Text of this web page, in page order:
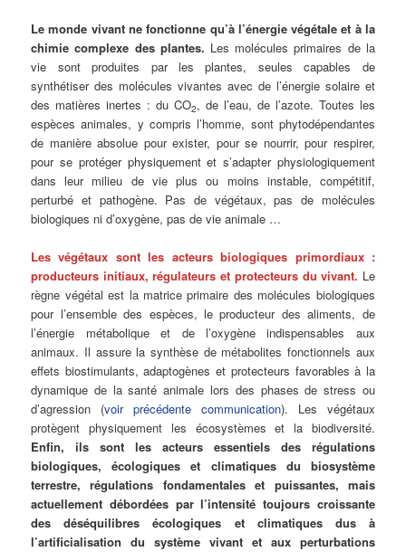
Le monde vivant ne fonctionne qu’à l’énergie végétale et à la
chimie complexe des plantes. Les molécules primaires de la
vie sont produites par les plantes, seules capables de
synthétiser des molécules vivantes avec de l’énergie solaire et
des matières inertes : du CO2, de l’eau, de l’azote. Toutes les
espèces animales, y compris l’homme, sont phytodépendantes
de manière absolue pour exister, pour se nourrir, pour respirer,
pour se protéger physiquement et s’adapter physiologiquement
dans leur milieu de vie plus ou moins instable, compétitif,
perturbé et pathogène. Pas de végétaux, pas de molécules
biologiques ni d’oxygène, pas de vie animale …
Les végétaux sont les acteurs biologiques primordiaux :
producteurs initiaux, régulateurs et protecteurs du vivant. Le
règne végétal est la matrice primaire des molécules biologiques
pour l’ensemble des espèces, le producteur des aliments, de
l’énergie métabolique et de l’oxygène indispensables aux
animaux. Il assure la synthèse de métabolites fonctionnels aux
effets biostimulants, adaptogènes et protecteurs favorables à la
dynamique de la santé animale lors des phases de stress ou
d’agression (voir précédente communication). Les végétaux
protègent physiquement les écosystèmes et la biodiversité.
Enfin, ils sont les acteurs essentiels des régulations
biologiques, écologiques et climatiques du biosystème
terrestre, régulations fondamentales et puissantes, mais
actuellement débordées par l’intensité toujours croissante
des déséquilibres écologiques et climatiques dus à
l’artificialisation du système vivant et aux perturbations